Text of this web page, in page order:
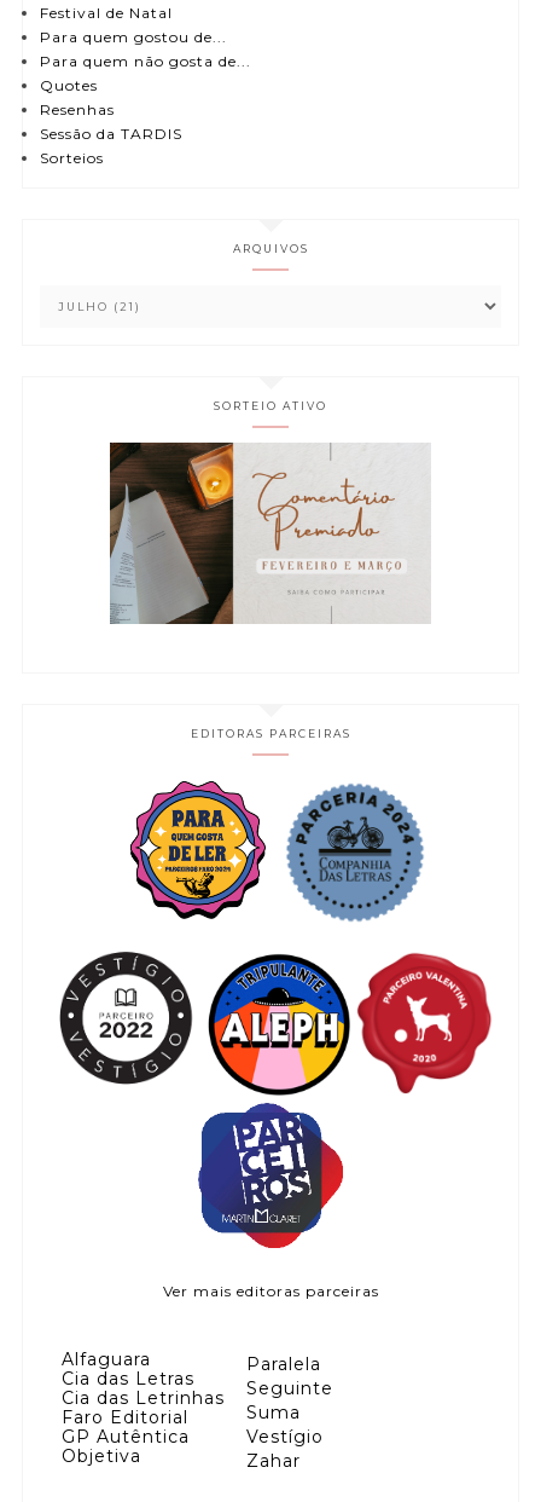
Festival de Natal
Para quem gostou de...
Para quem não gosta de...
Quotes
Resenhas
Sessão da TARDIS
Sorteios
ARQUIVOS
SORTEIO ATIVO
EDITORAS PARCEIRAS
Ver mais editoras parceiras
Alfaguara
Cia das Letras
Cia das Letrinhas
Faro Editorial
GP Autêntica
Objetiva
Paralela
Seguinte
Suma
Vestígio
Zahar